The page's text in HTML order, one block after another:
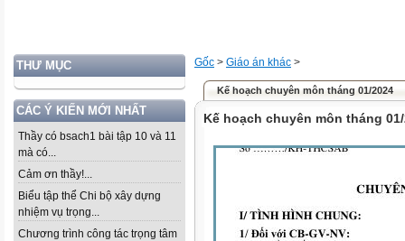
THƯ MỤC
CÁC Ý KIẾN MỚI NHẤT
Thầy có bsach1 bài tập 10 và 11
mà có...
Cảm ơn thầy!...
Biểu tập thể Chi bộ xây dựng
nhiệm vụ trọng...
Chương trình công tác trọng tâm
Gốc > Giáo án khác >
Kế hoạch chuyên môn tháng 01/2024
Kế hoạch chuyên môn tháng